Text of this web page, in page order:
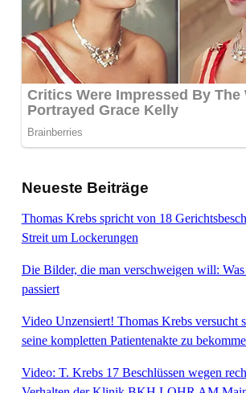
Neueste Beiträge
Thomas Krebs spricht von 18
Streit um Lockerungen
Die Bilder, die man verschweigen will: Was
passiert
Video Unzensiert! Thomas Krebs versucht
seine kompletten Patientenakte zu
Video: T. Krebs 17 Beschlüssen wegen